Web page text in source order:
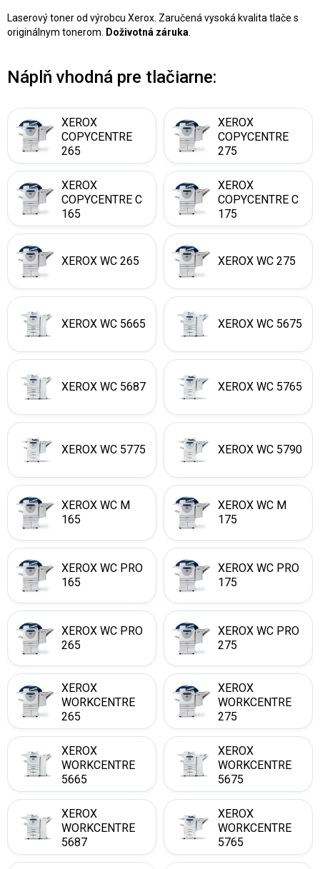
Laserový toner od výrobcu Xerox. Zaručená vysoká kvalita tlače s
originálnym tonerom.
Doživotná záruka
Náplň vhodná pre tlačiarne:
XEROX
COPYCENTRE
265
XEROX
COPYCENTRE
275
XEROX
COPYCENTRE C
165
XEROX
COPYCENTRE C
175
XEROX WC 265 XEROX WC 275
XEROX WC 5665 XEROX WC 5675
XEROX WC 5687 XEROX WC 5765
XEROX WC 5775 XEROX WC 5790
XEROX WC M
165
XEROX WC M
175
XEROX WC PRO
165
XEROX WC PRO
175
XEROX WC PRO
265
XEROX WC PRO
275
XEROX
WORKCENTRE
265
XEROX
WORKCENTRE
275
XEROX
WORKCENTRE
5665
XEROX
WORKCENTRE
5675
XEROX
WORKCENTRE
5687
XEROX
WORKCENTRE
5765